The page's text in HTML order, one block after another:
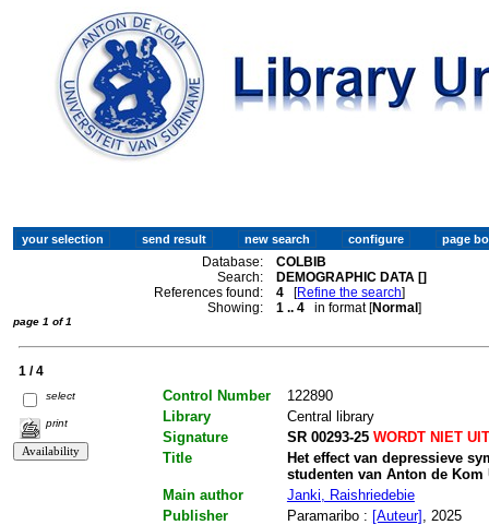
Database:
COLBIB
Search:
DEMOGRAPHIC DATA []
References found:
4 [Refine the search]
Showing:
1 .. 4 in format [Normal]
page 1 of 1
1 / 4
select
print
Control Number
122890
Library
Central library
Signature
SR 00293-25WORDT NIET
Title
Het effect van depressieve
studenten van Anton de
Main author
Janki, Raishriedebie
Publisher
Paramaribo : [Auteur]
, 2025